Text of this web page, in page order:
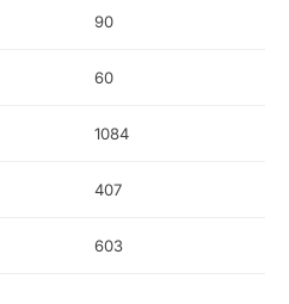
90
60
1084
407
603